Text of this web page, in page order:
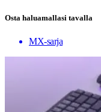
Osta haluamallasi tavalla
MX-sarja